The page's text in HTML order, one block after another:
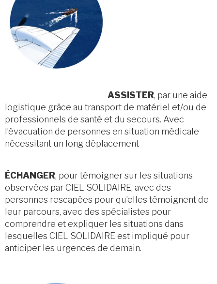
ASSISTER, par une aide
logistique grâce au transport de matériel et/ou de
professionnels de santé et du secours. Avec
l’évacuation de personnes en situation médicale
nécessitant un long déplacement
ÉCHANGER, pour témoigner sur les situations
observées par CIEL SOLIDAIRE, avec des
personnes rescapées pour qu’elles témoignent de
leur parcours, avec des spécialistes pour
comprendre et expliquer les situations dans
lesquelles CIEL SOLIDAIRE est impliqué pour
anticiper les urgences de demain.